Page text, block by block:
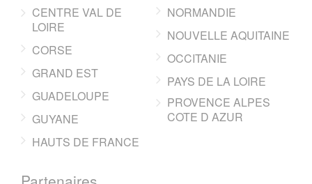
CENTRE VAL DE
LOIRE
CORSE
GRAND EST
GUADELOUPE
GUYANE
HAUTS DE FRANCE
NORMANDIE
NOUVELLE AQUITAINE
OCCITANIE
PAYS DE LA LOIRE
PROVENCE ALPES
COTE D AZUR